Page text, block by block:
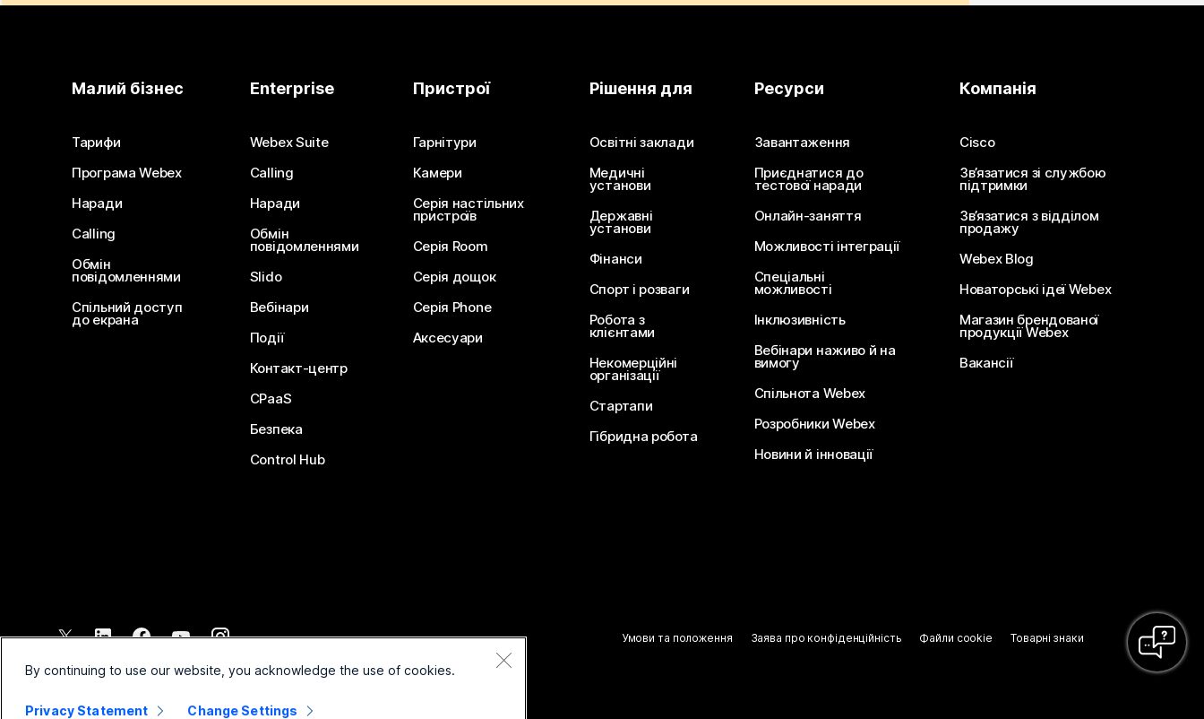
Малий бізнес
Тарифи
Програма Webex
Наради
Calling
Обмін
повідомленнями
Спільний доступ
до екрана
Enterprise
Webex Suite
Calling
Наради
Обмін
повідомленнями
Slido
Вебінари
Події
Контакт-центр
CPaaS
Безпека
Control Hub
Пристрої
Гарнітури
Камери
Серія настільних
пристроїв
Серія Room
Серія дощок
Серія Phone
Аксесуари
Рішення для
Освітні заклади
Медичні
установи
Державні
установи
Фінанси
Спорт і розваги
Робота з
клієнтами
Некомерційні
організації
Стартапи
Гібридна робота
Ресурси
Завантаження
Приєднатися до
тестової наради
Онлайн-заняття
Можливості інтеграції
Спеціальні
можливості
Інклюзивність
Вебінари наживо й на
вимогу
Спільнота Webex
Розробники Webex
Новини й інновації
Компанія
Cisco
Зв’язатися зі службою
підтримки
Зв’язатися з відділом
продажу
Webex Blog
Новаторські ідеї Webex
Магазин брендованої
продукції Webex
Вакансії
2026 Cisco і (або) афілійовані компанії. Усі права захищено.
Умови та положення Заява про конфіденційність Файли cookie Товарні знаки
By continuing to use our website, you acknowledge the use of cookies.
Privacy Statement Change Settings